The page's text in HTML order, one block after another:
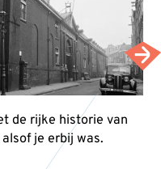
de rijke historie van
je erbij was.